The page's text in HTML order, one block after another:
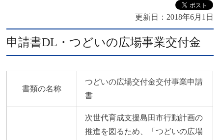
更新日： 2018年6月1日
申請書DL・つどいの広場事業交付金
書類の名称
つどいの広場交付金交付事業申請
書
次世代育成支援島田市行動計画の
推進を図るため、「つどいの広場